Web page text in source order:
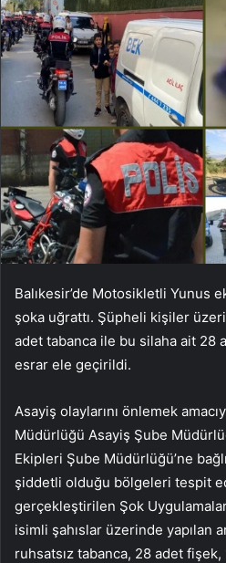
Balıkesir’de Motosikletli Yunus
şoka uğrattı. Şüpheli kişiler
adet tabanca ile bu silaha ait 28
esrar ele geçirildi.
Asayiş olaylarını önlemek
Müdürlüğü Asayiş Şube
Ekipleri Şube Müdürlüğü’ne
şiddetli olduğu bölgeleri tespit
gerçekleştirilen Şok
isimli şahıslar üzerinde yapılan
ruhsatsız tabanca, 28 adet fişek,